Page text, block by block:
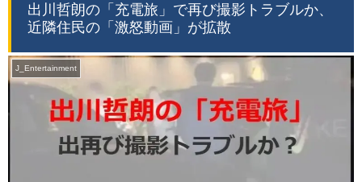
出川哲朗の「充電旅」で再び撮影トラブルか、
近隣住民の「激怒動画」が拡散
J_Entertainment